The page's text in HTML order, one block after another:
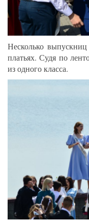
Несколько
платьях. Судя по
из одного класса.